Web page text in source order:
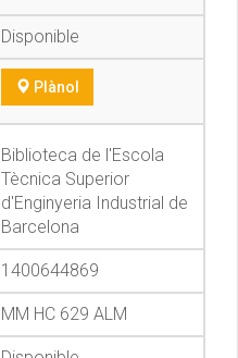
Disponible
Plànol
Biblioteca de l'Escola
Tècnica Superior
d'Enginyeria Industrial de
Barcelona
1400644869
MM HC 629 ALM